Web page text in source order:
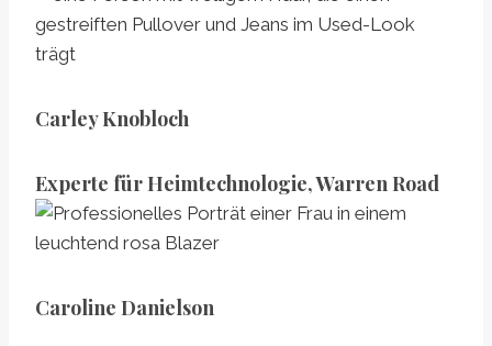
Carley Knobloch
Experte für Heimtechnologie, Warren Road
Caroline Danielson